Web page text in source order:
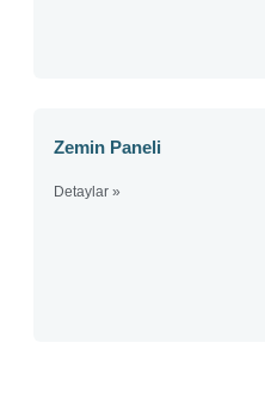
Zemin Paneli
Detaylar »